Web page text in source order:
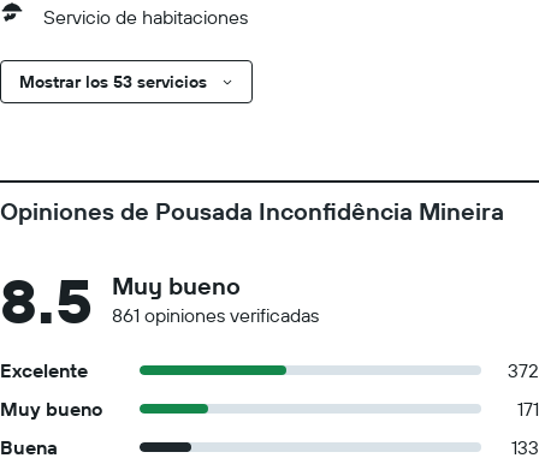
Servicio de habitaciones
Mostrar los 53 servicios
Opiniones de Pousada Inconfidência Mineira
8.5 Muy bueno
861 opiniones verificadas
Excelente
372
Muy bueno
171
Buena
133